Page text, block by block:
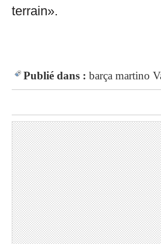
terrain».
Publié dans : barça martino